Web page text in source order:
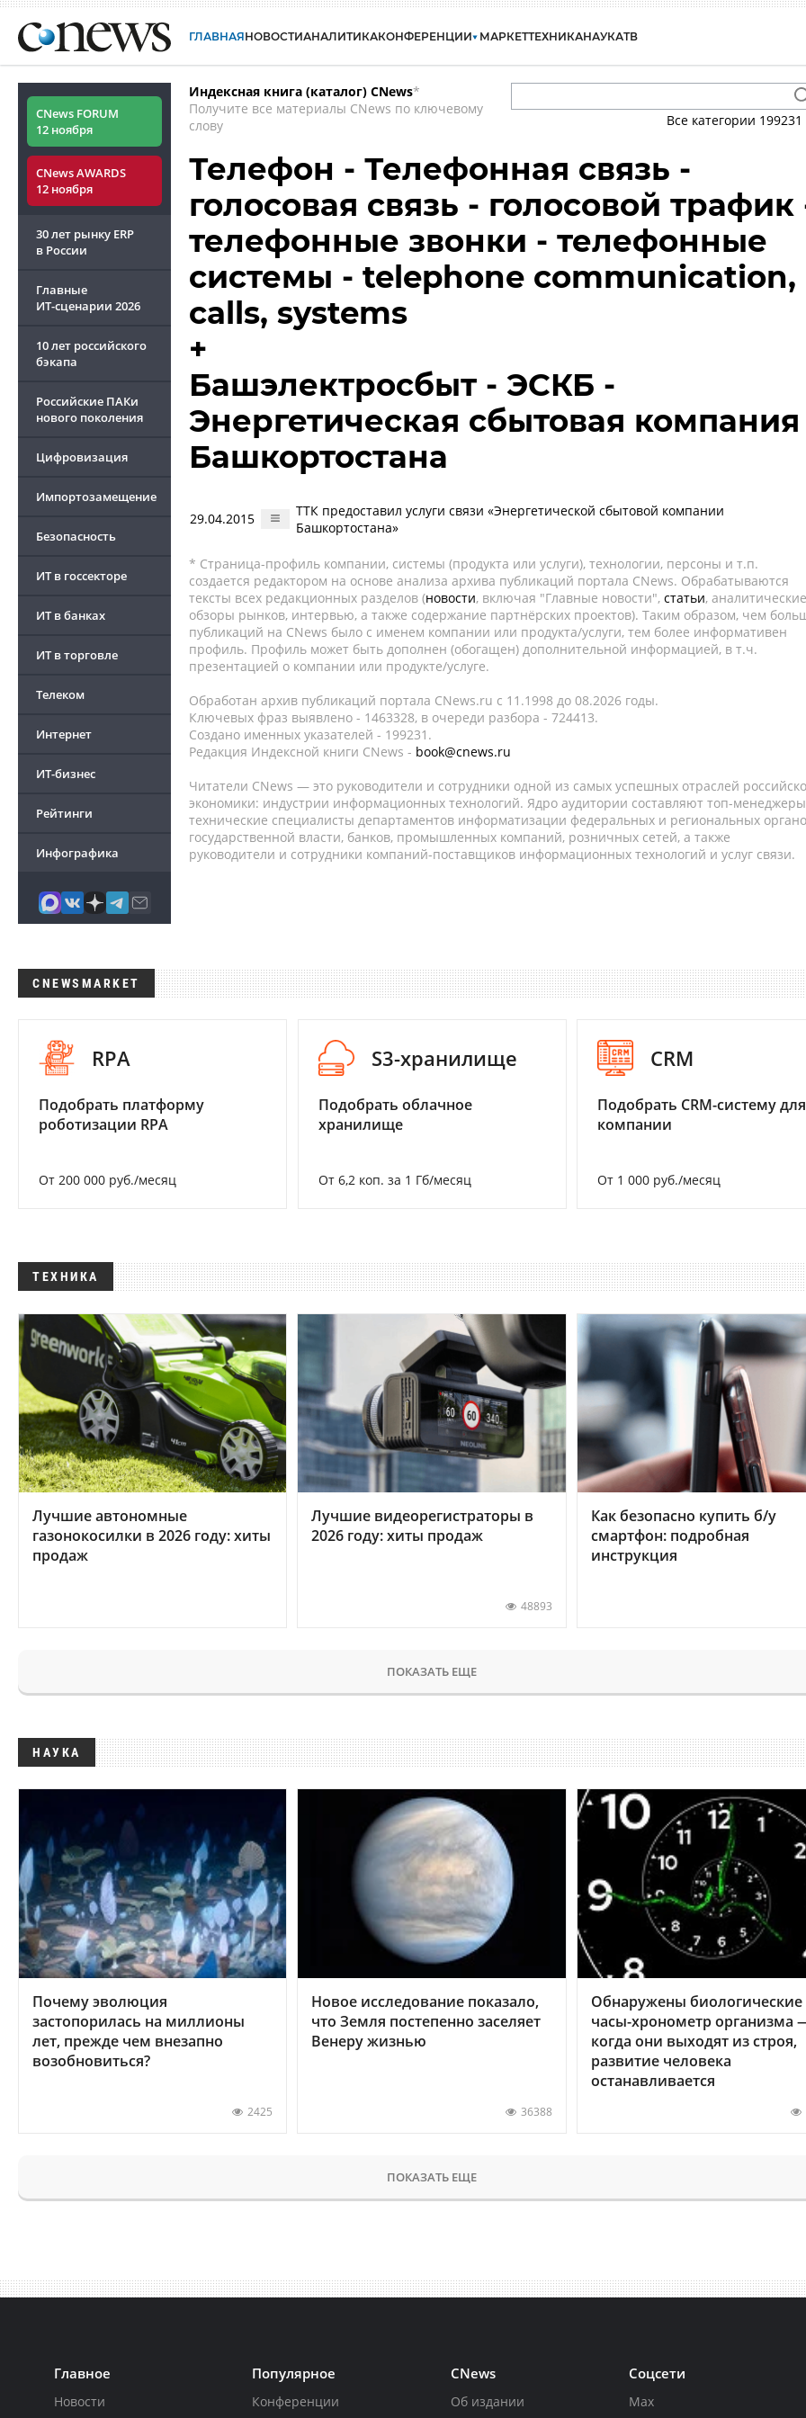
ГЛАВНАЯНОВОСТИАНАЛИТИКАКОНФЕРЕНЦИИ МАРКЕТТЕХНИКАНАУКАТВ
CNews FORUM
12 ноября
CNews AWARDS
12 ноября
30 лет рынку ERP
в России
Главные
ИТ-сценарии 2026
10 лет российского
бэкапа
Российские ПАКи
нового поколения
Цифровизация
Импортозамещение
Безопасность
ИТ в госсекторе
ИТ в банках
ИТ в торговле
Телеком
Интернет
ИТ-бизнес
Рейтинги
Инфографика
Индексная книга (каталог) CNews*
Получите все материалы CNews по ключевому
слову
Все категории 199231
Телефон - Телефонная связь -
голосовая связь - голосовой трафик
телефонные звонки - телефонные
системы - telephone communication,
calls, systems
+
Башэлектросбыт - ЭСКБ -
Энергетическая сбытовая компания
Башкортостана
29.04.2015
ТТК предоставил услуги связи «Энергетической сбытовой компании
Башкортостана»
* Страница-профиль компании, системы (продукта или услуги), технологии, персоны и т.п.
создается редактором на основе анализа архива публикаций портала CNews. Обрабатываются
тексты всех редакционных разделов (новости, включая "Главные новости", статьи, аналитические
обзоры рынков, интервью, а также содержание партнёрских проектов). Таким образом, чем
публикаций на CNews было с именем компании или продукта/услуги, тем более информативен
профиль. Профиль может быть дополнен (обогащен) дополнительной информацией, в т.ч.
презентацией о компании или продукте/услуге.
Обработан архив публикаций портала CNews.ru c 11.1998 до 08.2026 годы.
Ключевых фраз выявлено - 1463328, в очереди разбора - 724413.
Создано именных указателей - 199231.
Редакция Индексной книги CNews - book@cnews.ru
Читатели CNews — это руководители и сотрудники одной из самых успешных отраслей
экономики: индустрии информационных технологий. Ядро аудитории составляют топ-
технические специалисты департаментов информатизации федеральных и региональных
государственной власти, банков, промышленных компаний, розничных сетей, а также
руководители и сотрудники компаний-поставщиков информационных технологий и услуг связи.
CNEWSMARKET
RPA
Подобрать платформу
роботизации RPA
От 200 000 руб./месяц
S3-хранилище
Подобрать облачное
хранилище
От 6,2 коп. за 1 Гб/месяц
CRM
Подобрать CRM-систему для
компании
От 1 000 руб./месяц
ТЕХНИКА
Лучшие автономные
газонокосилки в 2026 году: хиты
продаж
Лучшие видеорегистраторы в
2026 году: хиты продаж
48893
Как безопасно купить б/у
смартфон: подробная
инструкция
ПОКАЗАТЬ ЕЩЕ
НАУКА
Почему эволюция
застопорилась на миллионы
лет, прежде чем внезапно
возобновиться?
2425
Новое исследование показало,
что Земля постепенно заселяет
Венеру жизнью
36388
Обнаружены биологические
часы-хронометр организма
когда они выходят из строя,
развитие человека
останавливается
ПОКАЗАТЬ ЕЩЕ
Главное
Новости
Популярное
Конференции
CNews
Об издании
Соцсети
Max